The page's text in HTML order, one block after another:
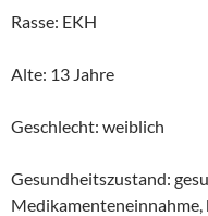
Rasse: EKH
Alte: 13 Jahre
Geschlecht: weiblich
Gesundheitszustand: